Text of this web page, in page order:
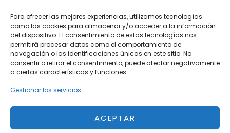
Para ofrecer las mejores experiencias, utilizamos tecnologías
como las cookies para almacenar y/o acceder a la información
del dispositivo. El consentimiento de estas tecnologías nos
permitirá procesar datos como el comportamiento de
navegación o las identificaciones únicas en este sitio. No
consentir o retirar el consentimiento, puede afectar negativamente
a ciertas características y funciones.
Gestionar los servicios
ACEPTAR
Vehículos de Ocasión
Próximos
Eclipse by SELECTO
Del 12/08/2026 al 12/08/2026
Del 02/10/2026 al 05/10/2026